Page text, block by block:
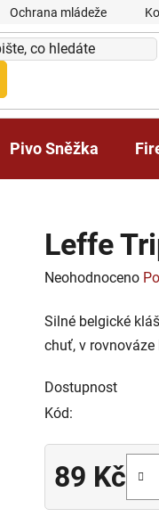
Ochrana mládeže
Pivo Sněžka
Leffe
Průměrné
produktu
je
z
5
hvězdiček.
Neohodnoceno
Silné belgické
chuť, v
Dostupnost
Kód:
89 Kč
Měrná cena: